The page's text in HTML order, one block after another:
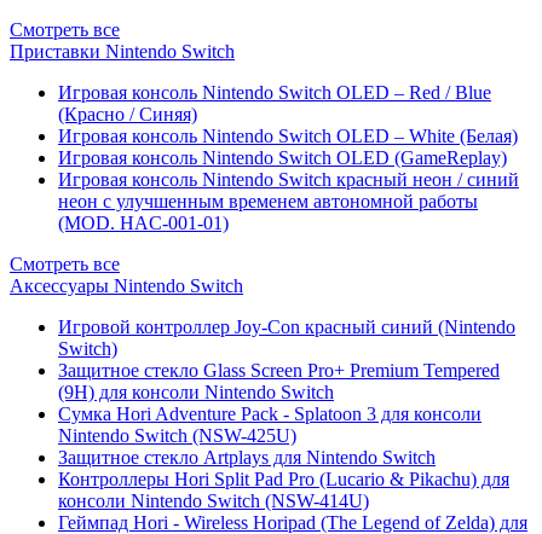
Смотреть все
Приставки Nintendo Switch
Игровая консоль Nintendo Switch OLED – Red / Blue
(Красно / Синяя)
Игровая консоль Nintendo Switch OLED – White (Белая)
Игровая консоль Nintendo Switch OLED (GameReplay)
Игровая консоль Nintendo Switch красный неон / синий
неон с улучшенным временем автономной работы
(MOD. HAC-001-01)
Смотреть все
Аксессуары Nintendo Switch
Игровой контроллер Joy-Con красный синий (Nintendo
Switch)
Защитное стекло Glass Screen Pro+ Premium Tempered
(9H) для консоли Nintendo Switch
Сумка Hori Adventure Pack - Splatoon 3 для консоли
Nintendo Switch (NSW-425U)
Защитное стекло Artplays для Nintendo Switch
Контроллеры Hori Split Pad Pro (Lucario & Pikachu) для
консоли Nintendo Switch (NSW-414U)
Геймпад Hori - Wireless Horipad (The Legend of Zelda) для